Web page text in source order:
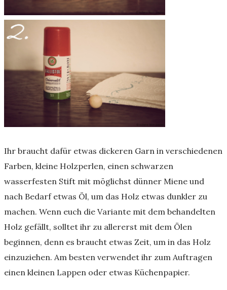
Ihr braucht dafür etwas dickeren Garn in verschiedenen
Farben, kleine Holzperlen, einen schwarzen
wasserfesten Stift mit möglichst dünner Miene und
nach Bedarf etwas Öl, um das Holz etwas dunkler zu
machen. Wenn euch die Variante mit dem behandelten
Holz gefällt, solltet ihr zu allererst mit dem Ölen
beginnen, denn es braucht etwas Zeit, um in das Holz
einzuziehen. Am besten verwendet ihr zum Auftragen
einen kleinen Lappen oder etwas Küchenpapier.